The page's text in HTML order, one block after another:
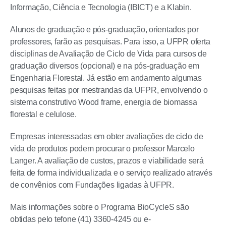
Informação, Ciência e Tecnologia (IBICT) e a Klabin.
Alunos de graduação e pós-graduação, orientados por
professores, farão as pesquisas. Para isso, a UFPR oferta
disciplinas de Avaliação de Ciclo de Vida para cursos de
graduação diversos (opcional) e na pós-graduação em
Engenharia Florestal. Já estão em andamento algumas
pesquisas feitas por mestrandas da UFPR, envolvendo o
sistema construtivo Wood frame, energia de biomassa
florestal e celulose.
Empresas interessadas em obter avaliações de ciclo de
vida de produtos podem procurar o professor Marcelo
Langer. A avaliação de custos, prazos e viabilidade será
feita de forma individualizada e o serviço realizado através
de convênios com Fundações ligadas à UFPR.
Mais informações sobre o Programa BioCycleS são
obtidas pelo tefone (41) 3360-4245 ou e-